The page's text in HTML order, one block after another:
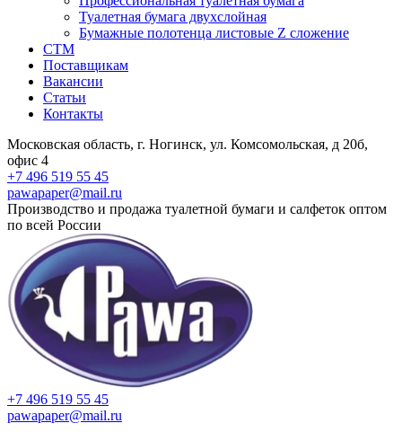
Туалетная бумага двухслойная
Бумажные полотенца листовые Z сложение
СТМ
Поставщикам
Вакансии
Статьи
Контакты
Московская область, г. Ногинск, ул. Комсомольская, д 20б,
офис 4
+7 496 519 55 45
pawapaper@mail.ru
Производство и продажа туалетной бумаги и салфеток оптом
по всей России
+7 496 519 55 45
pawapaper@mail.ru